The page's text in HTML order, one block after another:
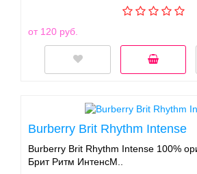
от 120 руб.
Burberry Brit Rhythm Intense
Burberry Brit Rhythm Intense 100%
Брит Ритм ИнтенсМ..